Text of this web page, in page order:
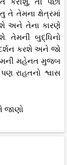
તે તેમના ક્ષેત્રમાં
અને તેના કારણે
તેમની બુદ્ધિનો
કરશે અને જો
મહેનત મુજબ
રાહતનો શ્વાસ
જાણો